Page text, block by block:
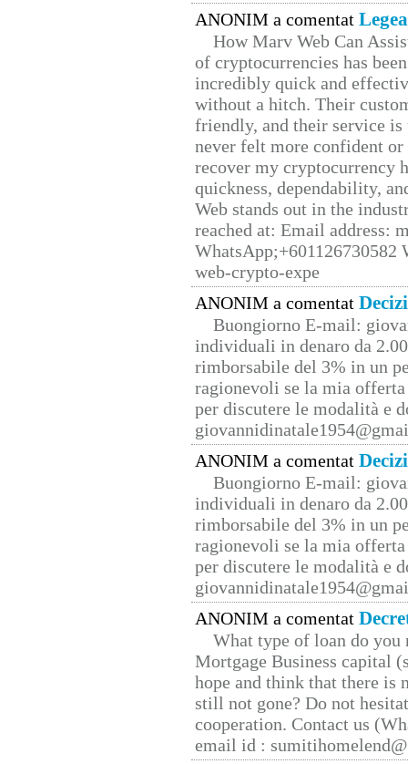
ANONIM a comentat
How Marv Web Can
of cryptocurrencies has
incredibly quick and
without a hitch. Their
friendly, and their service
never felt more confident
recover my cryptocurrency
quickness, dependability,
Web stands out in the
reached at: Email address:
web-crypto-expe
ANONIM a comentat
Buongiorno E-mail:
individuali in denaro da
rimborsabile del 3% in un
ragionevoli se la mia
per discutere le modalità e
ANONIM a comentat
Buongiorno E-mail:
individuali in denaro da
rimborsabile del 3% in un
ragionevoli se la mia
per discutere le modalità e
ANONIM a comentat
What type of loan do you
Mortgage Business capital
hope and think that there is
still not gone? Do not
cooperation. Contact us
email id :